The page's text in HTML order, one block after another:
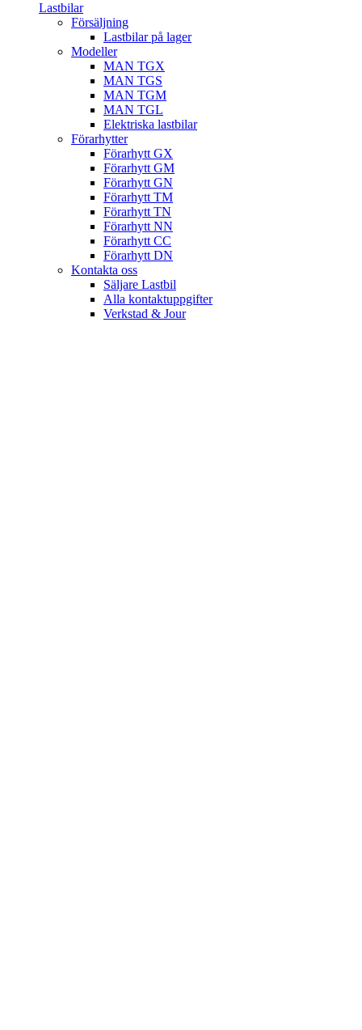
Lastbilar
Försäljning
Lastbilar på lager
Modeller
MAN TGX
MAN TGS
MAN TGM
MAN TGL
Elektriska lastbilar
Förarhytter
Förarhytt GX
Förarhytt GM
Förarhytt GN
Förarhytt TM
Förarhytt TN
Förarhytt NN
Förarhytt CC
Förarhytt DN
Kontakta oss
Säljare Lastbil
Alla kontaktuppgifter
Verkstad & Jour